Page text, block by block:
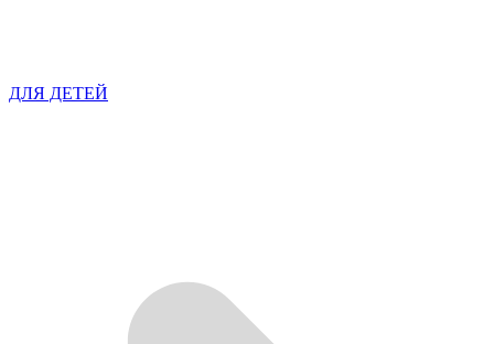
ДЛЯ ДЕТЕЙ